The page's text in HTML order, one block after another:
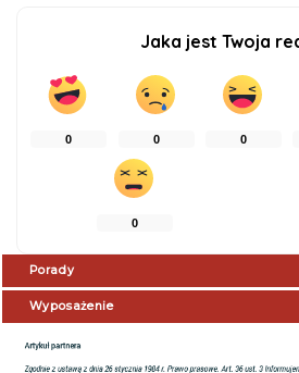
Jaka jest Twoja
0 0 0
0
Porady
Wyposażenie